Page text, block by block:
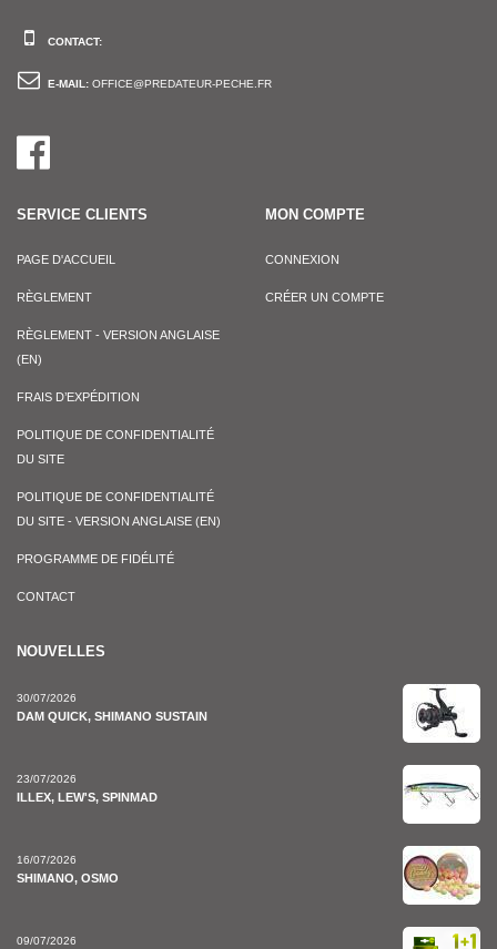
CONTACT:
E-MAIL: OFFICE@PREDATEUR-PECHE.FR
SERVICE CLIENTS
PAGE D'ACCUEIL
RÈGLEMENT
RÈGLEMENT - VERSION ANGLAISE
(EN)
FRAIS D’EXPÉDITION
POLITIQUE DE CONFIDENTIALITÉ
DU SITE
POLITIQUE DE CONFIDENTIALITÉ
DU SITE - VERSION ANGLAISE (EN)
PROGRAMME DE FIDÉLITÉ
CONTACT
MON COMPTE
CONNEXION
CRÉER UN COMPTE
NOUVELLES
30/07/2026
DAM QUICK, SHIMANO SUSTAIN
23/07/2026
ILLEX, LEW'S, SPINMAD
16/07/2026
SHIMANO, OSMO
09/07/2026